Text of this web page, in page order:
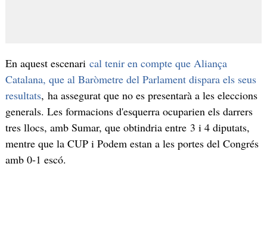
En aquest escenari cal tenir en compte que Aliança
Catalana, que al Baròmetre del Parlament dispara els seus
resultats, ha assegurat que no es presentarà a les eleccions
generals. Les formacions d'esquerra ocuparien els darrers
tres llocs, amb Sumar, que obtindria entre 3 i 4 diputats,
mentre que la CUP i Podem estan a les portes del Congrés
amb 0-1 escó.